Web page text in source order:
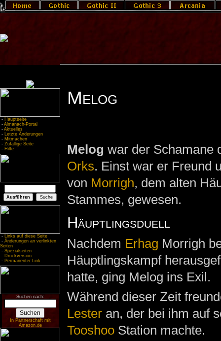
- Hauptseite
- Almanach-Portal
- Aktuelles
- Letzte Änderungen
- Mitmachen
- Zufällige Seite
- Hilfe
- Links auf diese Seite
- Änderungen an verlinkten
Seiten
- Spezialseiten
- Druckversion
- Permanenter Link
Suchen nach:
In Partnerschaft mit
Amazon.de
Melog
Melog war der Schamane
Orks. Einst war er Freund
von Morrigh, dem alten
Stammes, gewesen.
Häuptlingsduell
Nachdem Erhag Morrigh
Häuptlingskampf
hatte, ging Melog ins Exil.
Während dieser Zeit
Lesteran, der bei ihm auf
TooshooStation machte.